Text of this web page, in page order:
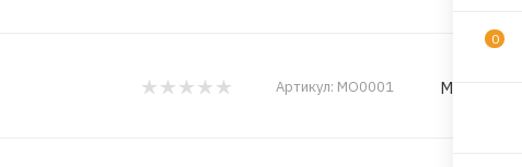
Артикул: MO0001 MadFil
0